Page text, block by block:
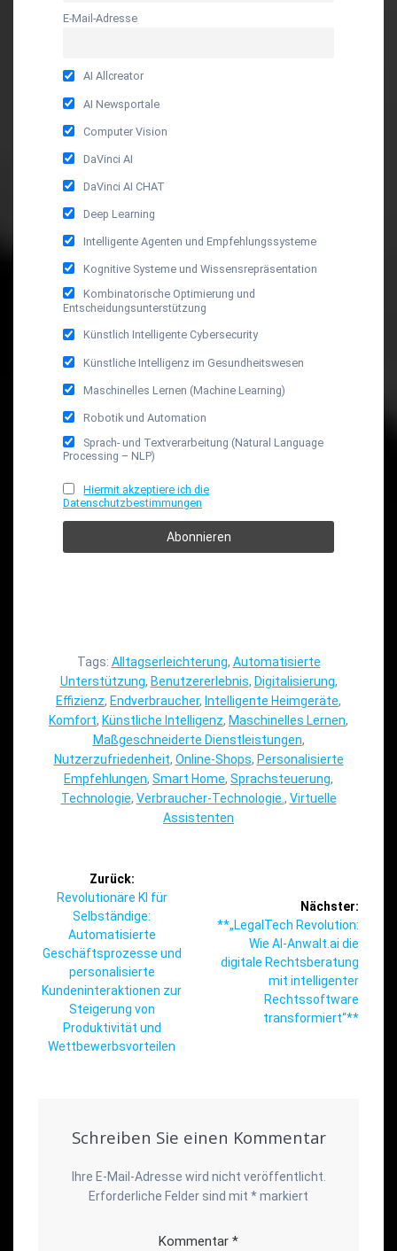
E-Mail-Adresse
AI Allcreator
AI Newsportale
Computer Vision
DaVinci AI
DaVinci AI CHAT
Deep Learning
Intelligente Agenten und Empfehlungssysteme
Kognitive Systeme und Wissensrepräsentation
Kombinatorische Optimierung und
Entscheidungsunterstützung
Künstlich Intelligente Cybersecurity
Künstliche Intelligenz im Gesundheitswesen
Maschinelles Lernen (Machine Learning)
Robotik und Automation
Sprach- und Textverarbeitung (Natural Language
Processing – NLP)
Hiermit akzeptiere ich die
Datenschutzbestimmungen
Tags: Alltagserleichterung, Automatisierte
Unterstützung, Benutzererlebnis, Digitalisierung,
Effizienz, Endverbraucher, Intelligente Heimgeräte,
Komfort, Künstliche Intelligenz, Maschinelles Lernen,
Maßgeschneiderte Dienstleistungen,
Nutzerzufriedenheit, Online-Shops, Personalisierte
Empfehlungen, Smart Home, Sprachsteuerung,
Technologie, Verbraucher-Technologie. , Virtuelle
Assistenten
Beitragsnavigation
Zurück:
Vorheriger
Beitrag:
Revolutionäre KI für
Selbständige:
Automatisierte
Geschäftsprozesse und
personalisierte
Kundeninteraktionen zur
Steigerung von
Produktivität und
Wettbewerbsvorteilen
Nächster:
Nächster
Beitrag:
**„LegalTech Revolution:
Wie AI-Anwalt.ai die
digitale Rechtsberatung
mit intelligenter
Rechtssoftware
transformiert“**
Schreiben Sie einen Kommentar
Ihre E-Mail-Adresse wird nicht veröffentlicht.
Erforderliche Felder sind mit *markiert
Kommentar *